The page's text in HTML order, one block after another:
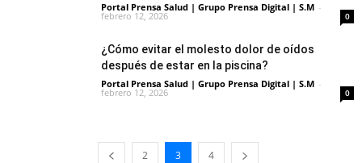
Portal Prensa Salud | Grupo Prensa Digital | S.M -
febrero 12, 2026 0
¿Cómo evitar el molesto dolor de oídos
después de estar en la piscina?
Portal Prensa Salud | Grupo Prensa Digital | S.M -
febrero 12, 2026 0
2 3 4